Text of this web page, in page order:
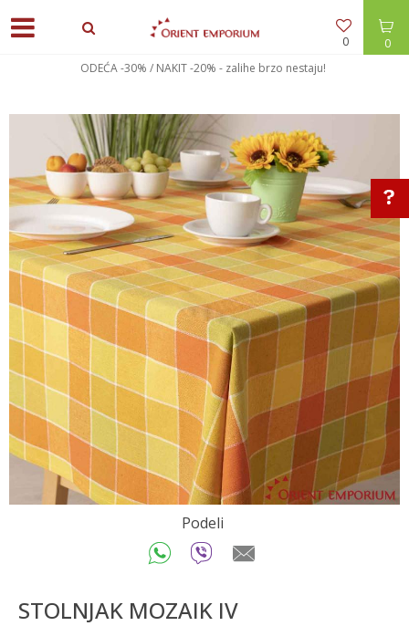
0
0
ODEĆA -30% / NAKIT -20% - zalihe brzo nestaju!
Podeli
STOLNJAK MOZAIK IV